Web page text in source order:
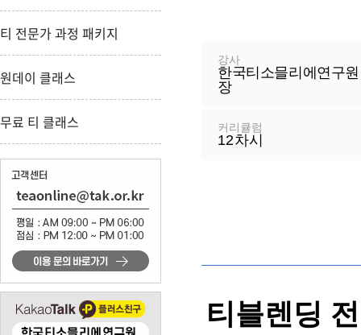
강사
한국티소믈리에연구
장
커리큘럼
12차시
티블렌딩
티 전문가 과정 패키지
원데이 클래스
무료 티 클래스